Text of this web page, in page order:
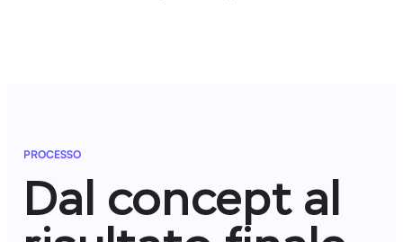
PROCESSO
Dal concept al